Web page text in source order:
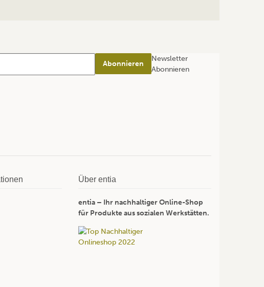
Abonnieren
Newsletter
Abonnieren
Über entia
entia – Ihr nachhaltiger Online-Shop
für Produkte aus sozialen Werkstätten.